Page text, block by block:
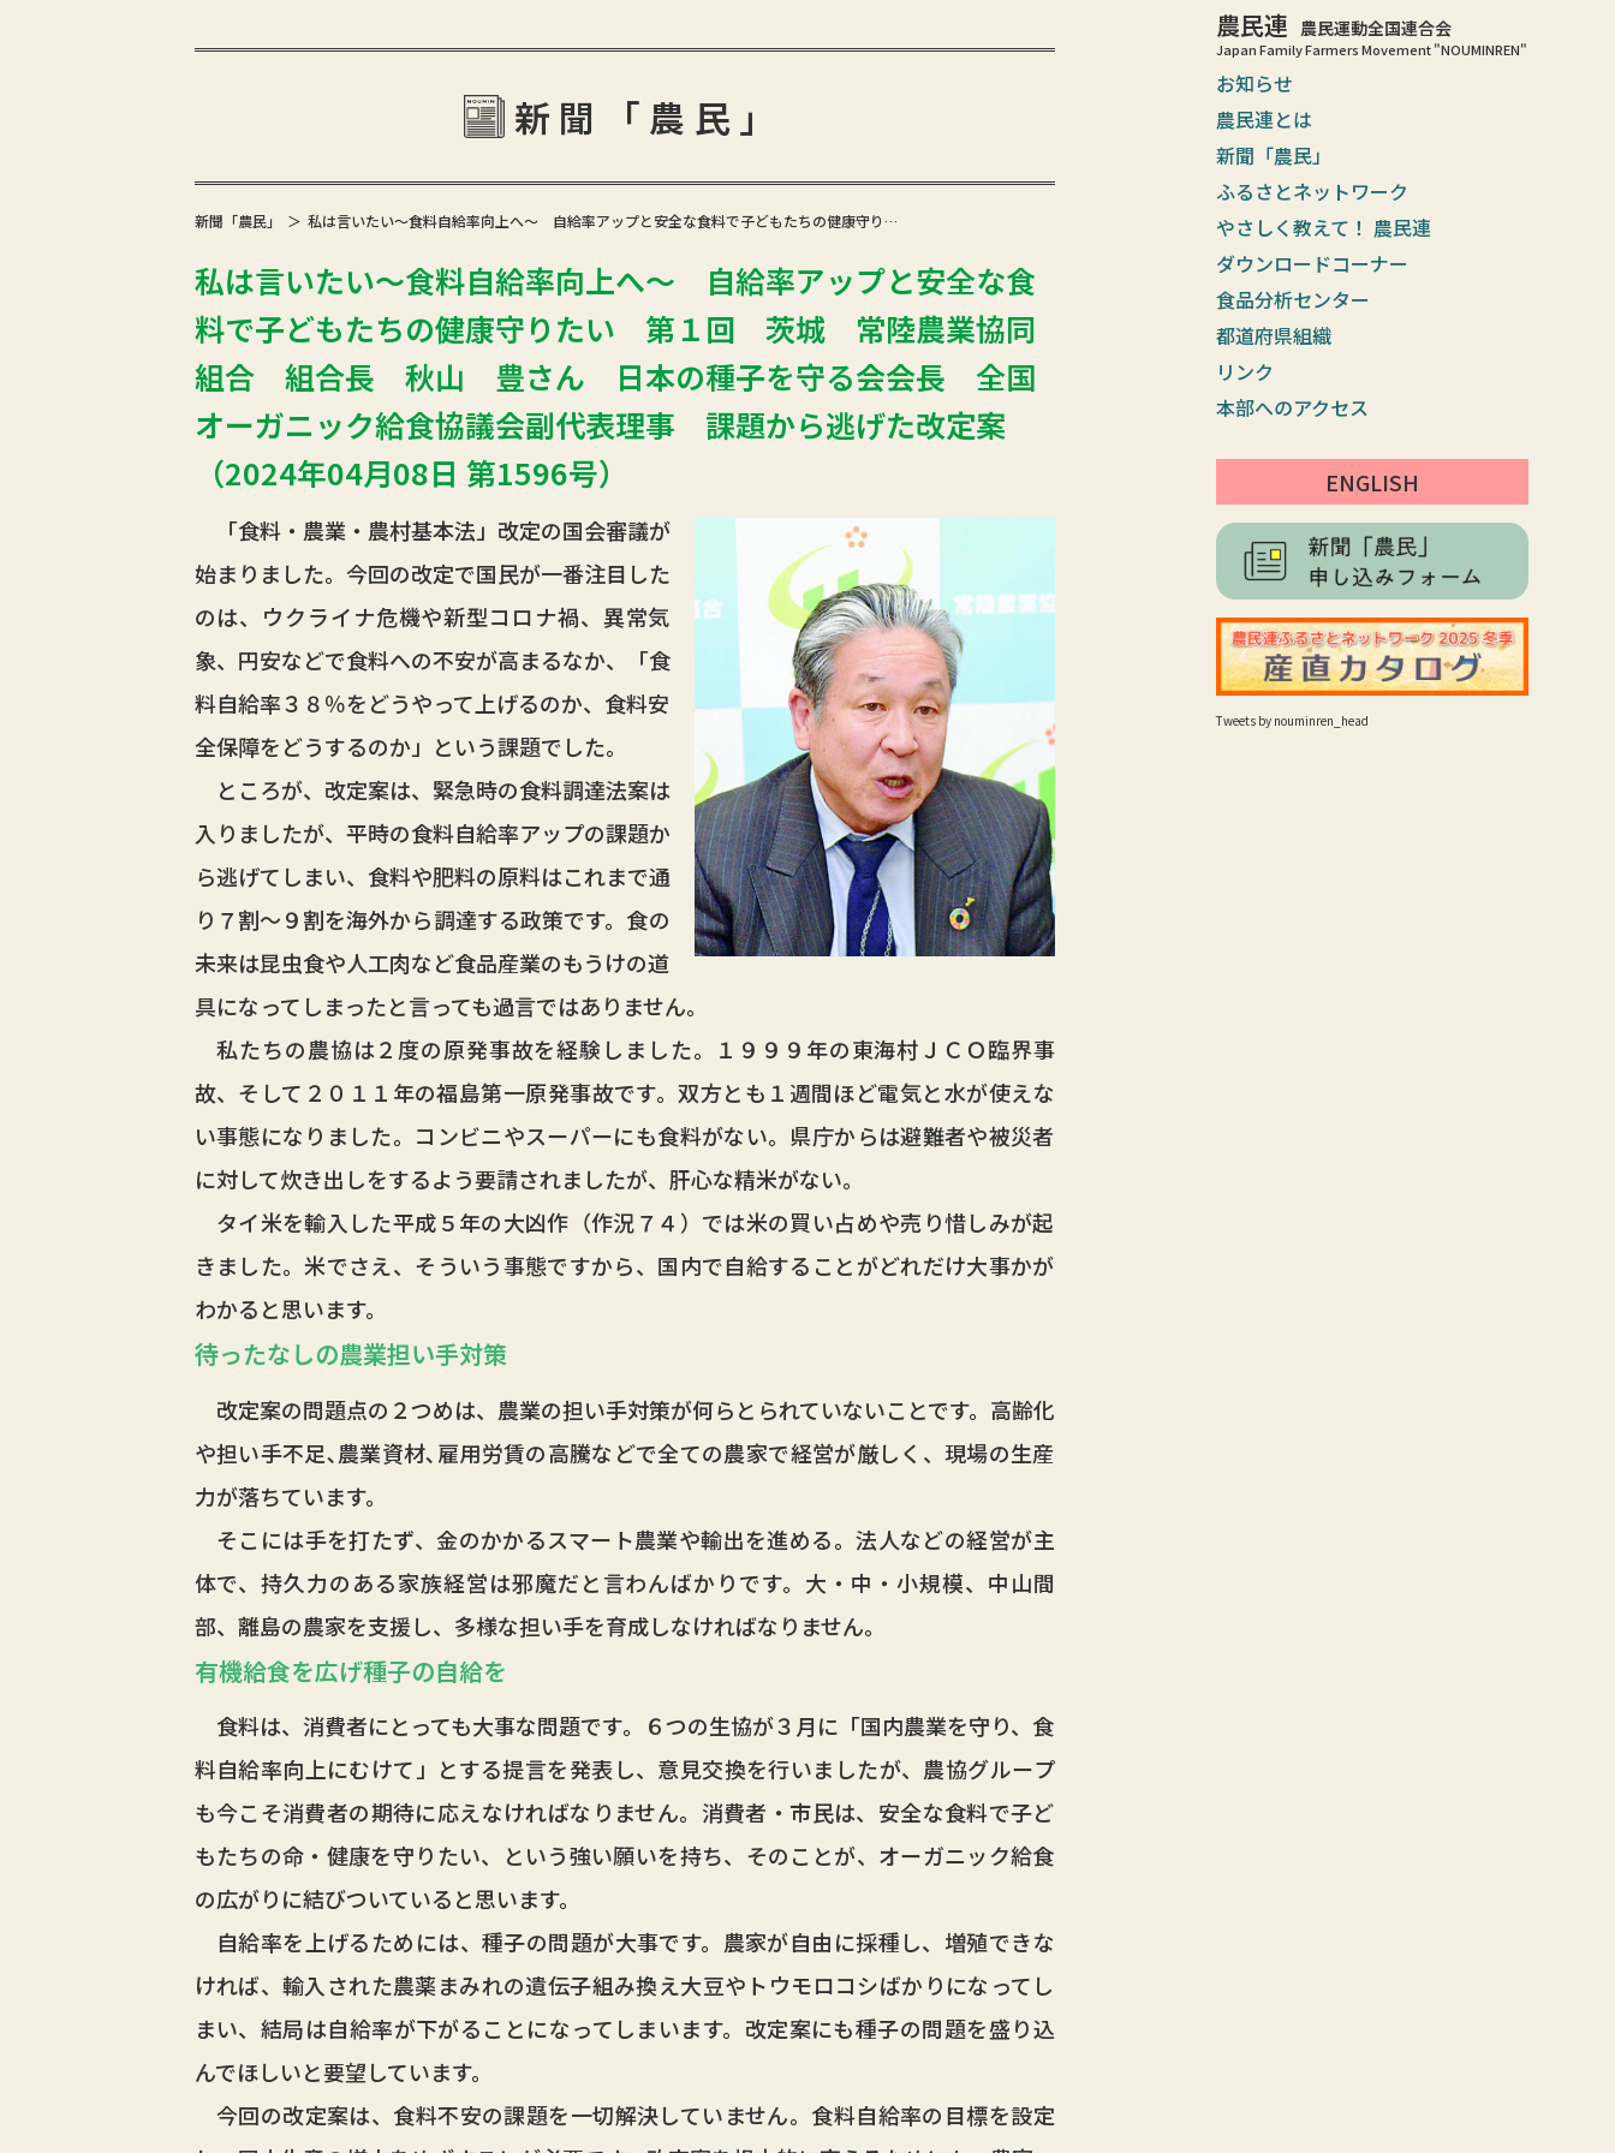
農民連 農民運動全国連合会
Japan Family Farmers Movement "NOUMINREN"
お知らせ
農民連とは
新聞「農民」
ふるさとネットワーク
やさしく教えて！ 農民連
ダウンロードコーナー
食品分析センター
都道府県組織
リンク
本部へのアクセス
ENGLISH
Tweets by nouminren_head
新聞「農民」
新聞「農民」 私は言いたい～食料自給率向上へ～ 自給率アップと安全な食料で子どもたちの健康守り…
私は言いたい～食料自給率向上へ～ 自給率アップと安全な食
料で子どもたちの健康守りたい 第１回 茨城 常陸農業協同
組合 組合長 秋山 豊さん 日本の種子を守る会会長 全国
オーガニック給食協議会副代表理事 課題から逃げた改定案
（2024年04月08日 第1596号）
「食料・農業・農村基本法」改定の国会審議が
始まりました。今回の改定で国民が一番注目した
のは、ウクライナ危機や新型コロナ禍、異常気
象、円安などで食料への不安が高まるなか、「食
料自給率３８％をどうやって上げるのか、食料安
全保障をどうするのか」という課題でした。
ところが、改定案は、緊急時の食料調達法案は
入りましたが、平時の食料自給率アップの課題か
ら逃げてしまい、食料や肥料の原料はこれまで通
り７割～９割を海外から調達する政策です。食の
未来は昆虫食や人工肉など食品産業のもうけの道
具になってしまったと言っても過言ではありません。
私たちの農協は２度の原発事故を経験しました。１９９９年の東海村ＪＣＯ臨界事
故、そして２０１１年の福島第一原発事故です。双方とも１週間ほど電気と水が使えな
い事態になりました。コンビニやスーパーにも食料がない。県庁からは避難者や被災者
に対して炊き出しをするよう要請されましたが、肝心な精米がない。
タイ米を輸入した平成５年の大凶作（作況７４）では米の買い占めや売り惜しみが起
きました。米でさえ、そういう事態ですから、国内で自給することがどれだけ大事かが
わかると思います。
待ったなしの農業担い手対策
改定案の問題点の２つめは、農業の担い手対策が何らとられていないことです。高齢化
や担い手不足､農業資材､雇用労賃の高騰などで全ての農家で経営が厳しく、現場の生産
力が落ちています。
そこには手を打たず、金のかかるスマート農業や輸出を進める。法人などの経営が主
体で、持久力のある家族経営は邪魔だと言わんばかりです。大・中・小規模、中山間
部、離島の農家を支援し、多様な担い手を育成しなければなりません。
有機給食を広げ種子の自給を
食料は、消費者にとっても大事な問題です。６つの生協が３月に「国内農業を守り、食
料自給率向上にむけて」とする提言を発表し、意見交換を行いましたが、農協グループ
も今こそ消費者の期待に応えなければなりません。消費者・市民は、安全な食料で子ど
もたちの命・健康を守りたい、という強い願いを持ち、そのことが、オーガニック給食
の広がりに結びついていると思います。
自給率を上げるためには、種子の問題が大事です。農家が自由に採種し、増殖できな
ければ、輸入された農薬まみれの遺伝子組み換え大豆やトウモロコシばかりになってし
まい、結局は自給率が下がることになってしまいます。改定案にも種子の問題を盛り込
んでほしいと要望しています。
今回の改定案は、食料不安の課題を一切解決していません。食料自給率の目標を設定